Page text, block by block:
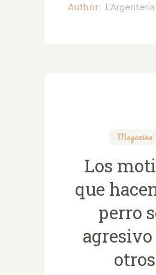
Author: L'Argenteria
Magazine
Los
que
perro
otros